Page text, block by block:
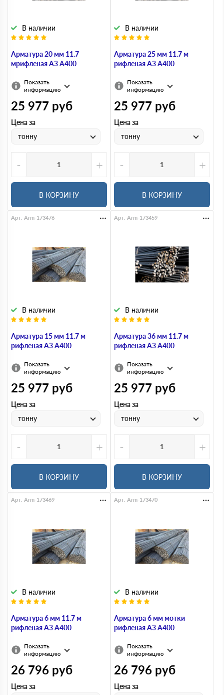
Арматура 20 мм 11.7
мрифленая А3 А400
В наличии
Показать
информацию
25 977 руб
Цена за
тонну
- +
В КОРЗИНУ
Арматура 25 мм 11.7 м
рифленая А3 А400
В наличии
Показать
информацию
25 977 руб
Цена за
тонну
- +
В КОРЗИНУ
Арматура 15 мм 11.7 м
рифленая А3 А400
В наличии
Арт. Arm-173476
Показать
информацию
25 977 руб
Цена за
тонну
- +
В КОРЗИНУ
Арматура 36 мм 11.7 м
рифленая А3 А400
В наличии
Арт. Arm-173459
Показать
информацию
25 977 руб
Цена за
тонну
- +
В КОРЗИНУ
Арматура 6 мм 11.7 м
рифленая А3 А400
В наличии
Арт. Arm-173469
Показать
информацию
26 796 руб
Цена за
Арматура 6 мм мотки
рифленая А3 А400
В наличии
Арт. Arm-173470
Показать
информацию
26 796 руб
Цена за